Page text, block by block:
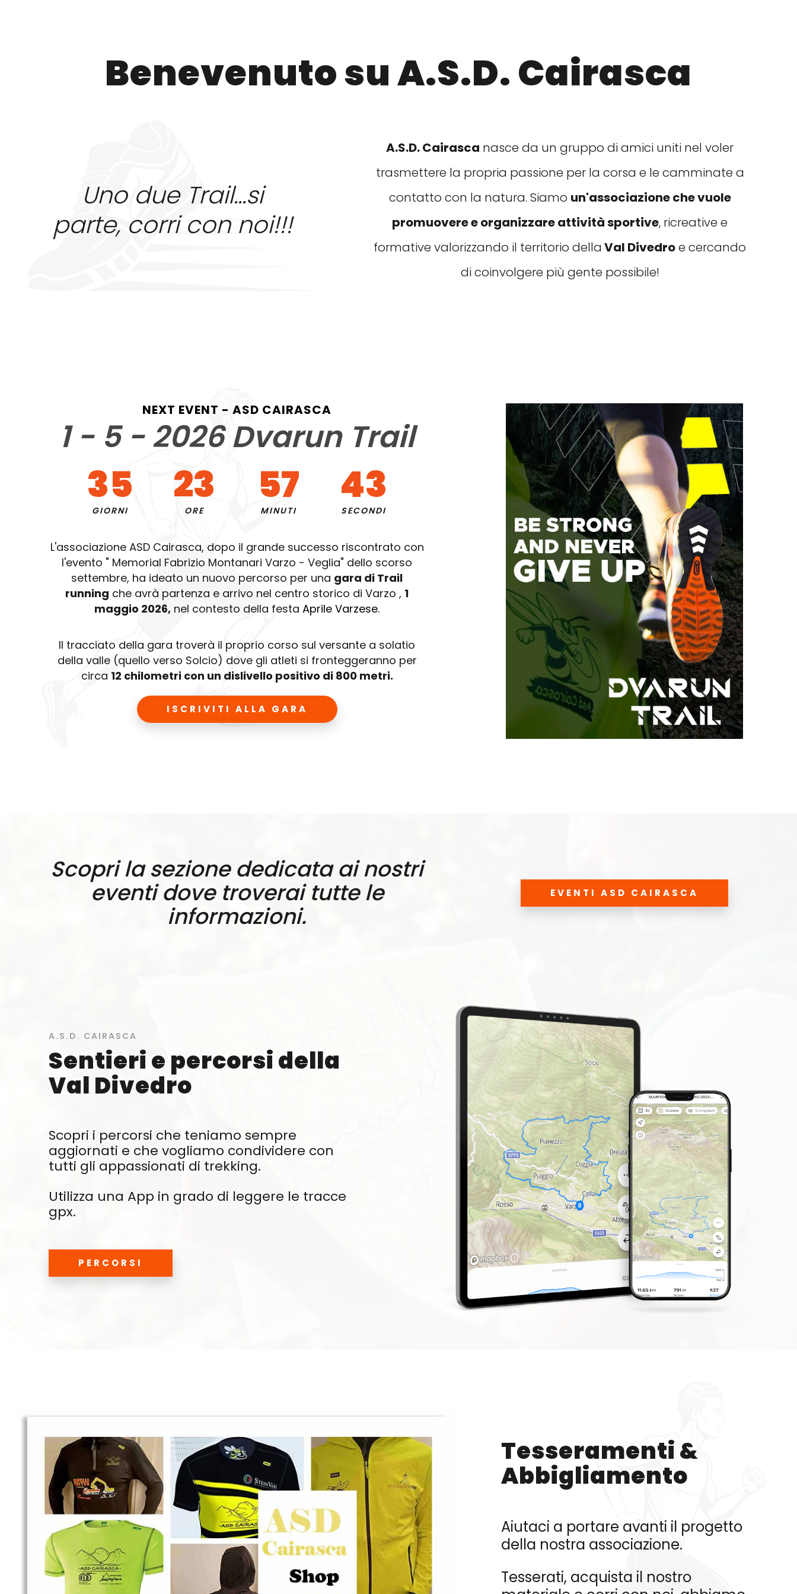
Benevenuto su A.S.D. Cairasca
Uno due Trail...si
parte, corri con noi!!!
A.S.D. Cairasca nasce da un gruppo di amici uniti nel voler
trasmettere la propria passione per la corsa e le camminate a
contatto con la natura. Siamo un'associazione che vuole
promuovere e organizzare attività sportive, ricreative e
formative valorizzando il territorio dellaVal Divedroe cercando
di coinvolgere più gente possibile!
NEXT EVENT - ASD CAIRASCA
1 - 5 - 2026 Dvarun Trail
35
GIORNI
23
ORE
57
MINUTI
43
SECONDI
L'associazione ASD Cairasca, dopo il grande successo riscontrato con
l'evento " Memorial Fabrizio Montanari Varzo - Veglia" dello scorso
settembre, ha ideato un nuovo percorso per una gara di Trail
running che avrà partenza e arrivo nel centro storico di Varzo , 1
maggio 2026, nel contesto della festaAprile Varzese.
Il tracciato della gara troverà il proprio corso sul versante a solatio
della valle (quello verso Solcio) dove gli atleti si fronteggeranno per
circa 12 chilometri con un dislivello positivo di 800 metri.
ISCRIVITI ALLA GARA
Scopri la sezione dedicata ai nostri
eventi dove troverai tutte le
informazioni.
EVENTI ASD CAIRASCA
A.S.D. CAIRASCA
Sentieri e percorsi della
Val Divedro
Scopri i percorsi che teniamo sempre
aggiornati e che vogliamo condividere con
tutti gli appassionati di trekking.
Utilizza una App in grado di leggere le tracce
gpx.
PERCORSI
Tesseramenti &
Abbigliamento
Aiutaci a portare avanti il progetto
della nostra associazione.
Tesserati, acquista il nostro